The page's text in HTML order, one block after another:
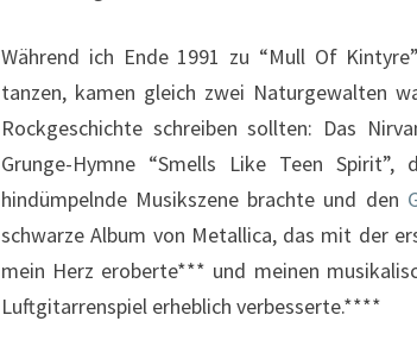
Während ich Ende 1991 zu “Mull Of
tanzen, kamen gleich zwei Naturgewalten
Rockgeschichte schreiben sollten: Das
Grunge-Hymne “Smells Like Teen
hindümpelnde Musikszene brachte und den
schwarze Album von Metallica, das mit der
mein Herz eroberte*** und meinen
Luftgitarrenspiel erheblich verbesserte.****